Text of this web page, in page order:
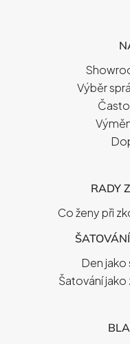
Výběr
RADY
Co ženy při
Den jako
Šatování